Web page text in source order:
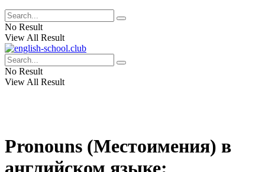
No Result
View All Result
No Result
View All Result
Pronouns (Местоимения) в